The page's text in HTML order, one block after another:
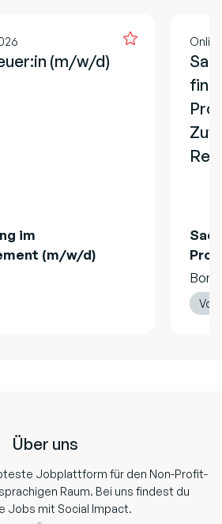
(m/w/d)
im
(m/w/d)
Bonn
Über uns
Jobplattform für den Non-Profit-
Raum. Bei uns findest du
Jobs mit Social Impact.